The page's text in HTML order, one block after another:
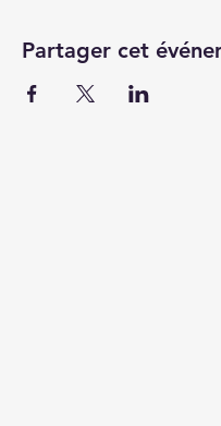
Partager cet